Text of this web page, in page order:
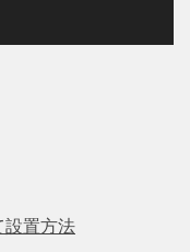
置方法